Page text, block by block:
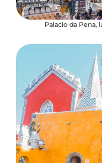
Palacio da Pena,